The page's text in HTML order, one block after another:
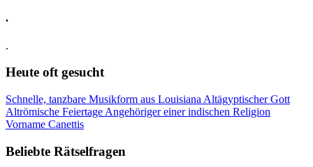
.
.
Heute oft gesucht
Schnelle, tanzbare Musikform aus Louisiana Altägyptischer Gott
Altrömische Feiertage Angehöriger einer indischen Religion
Vorname Canettis
Beliebte Rätselfragen